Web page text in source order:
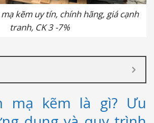
kẽm uy tín, chính hãng, giá cạnh
tranh, CK 3 -7%
mạ kẽm là gì? Ưu